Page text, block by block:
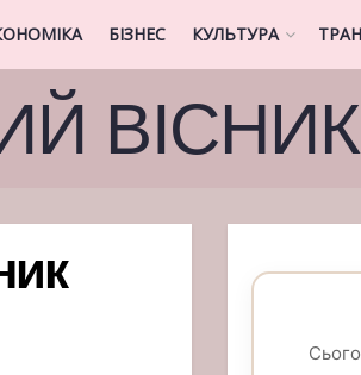
БІЗНЕС КУЛЬТУРА
ВІСНИК